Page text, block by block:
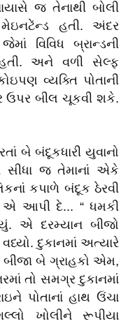
જ તેનાથી બોલી
હતી. અંદર
વિવિધ બ્રાન્ડની
હતી. અને વળી સેલ્ફ
વ્યક્તિ પોતાની
ઉપર બીલ ચૂકવી શકે.
બે બંદૂકધારી યુવાનો
સીધા જ તેમાનાં એકે
કપાળે બંદૂક ઠેરવી
આપી દે... “ ધમકી
એ દરમ્યાન બીજો
દુકાનમાં અત્યારે
બે ગ્રાહકો એમ,
તો સમગ્ર દુકાનમાં
પોતાનાં હાથ ઉંચા
ખોલીને રૂપીયા